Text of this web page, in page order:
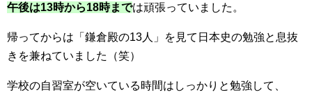
午後は13時から18時までは頑張っていました。
帰ってからは「鎌倉殿の13人」を見て日本史の勉強と息抜
きを兼ねていました（笑）
学校の自習室が空いている時間はしっかりと勉強して、